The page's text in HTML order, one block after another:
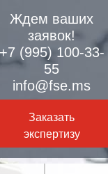
Ждем ваших
заявок!
(995) 100-33-
55
info@fse.ms
Заказать
экспертизу